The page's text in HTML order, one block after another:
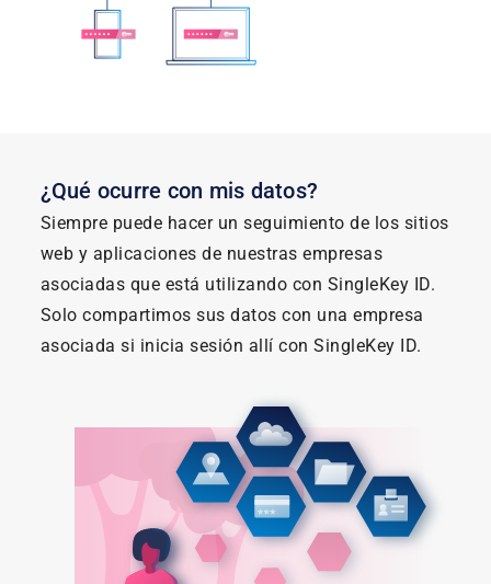
¿Qué ocurre con mis datos?
Siempre puede hacer un seguimiento de los sitios
web y aplicaciones de nuestras empresas
asociadas que está utilizando con SingleKey ID.
Solo compartimos sus datos con una empresa
asociada si inicia sesión allí con SingleKey ID.